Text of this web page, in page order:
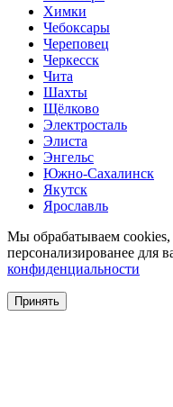
Химки
Чебоксары
Череповец
Черкесск
Чита
Шахты
Щёлково
Электросталь
Элиста
Энгельс
Южно-Сахалинск
Якутск
Ярославль
Мы обрабатываем cookies,
персонализированее для
конфиденциальности
Принять